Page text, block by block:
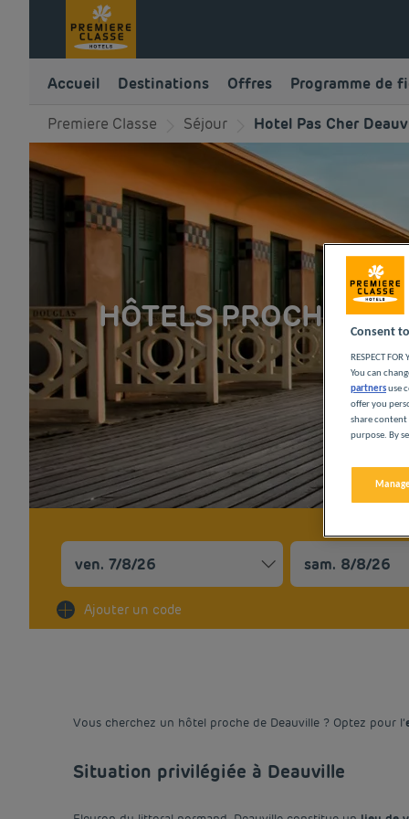
Accueil Destinations Offres Programme de
Premiere Classe Séjour Hotel Pas Cher
HÔTELS PROCHES
Ajouter un code
Vous cherchez un hôtel proche de Deauville ? Optez pour l’
Situation privilégiée à Deauville
Consent
RESPECT FOR
You can
partnersuse
offer you
share content
purpose. By